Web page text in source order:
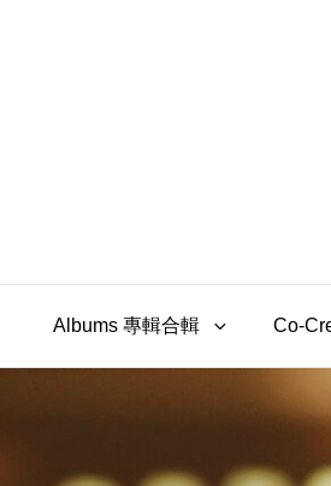
Albums 專輯合輯 Co-